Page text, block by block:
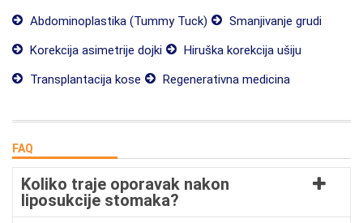
Abdominoplastika (Tummy Tuck)
Smanjivanje grudi
Korekcija asimetrije dojki
Hiruška korekcija ušiju
Transplantacija kose
Regenerativna medicina
FAQ
Koliko traje oporavak nakon
liposukcije stomaka?